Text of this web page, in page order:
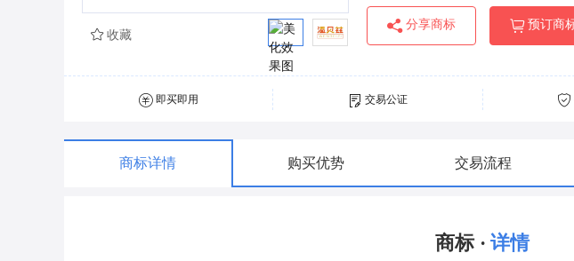
分享商标 预订商
收藏
即买即用 交易公证
商标详情 购买优势 交易流程
商标 · 详情